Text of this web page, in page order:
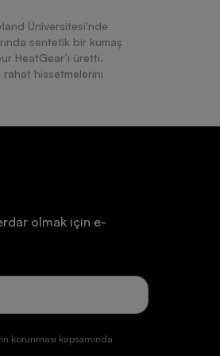
Üniversitesi'nde
sentetik bir kumaş
HeatGear’ı üretti.
rahat hissetmelerini
ürünleriyle popüler hale
sunarken, markanın
mühendislik ve teknolojisi
en fazla rağbet
ile darbe emilimini
deneyimine
de hafifliği ile benzersiz
sayesinde hakimiyet
olmak için e-
korunması kapsamında